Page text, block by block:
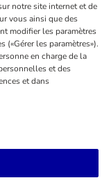
notre site internet et de
vous ainsi que des
modifier les paramètres
(«Gérer les paramètres»).
en charge de la
et des
et dans